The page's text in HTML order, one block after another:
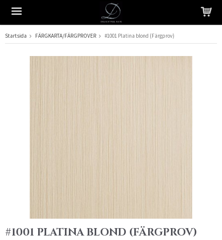
Produkten har blivit tillagd i varukorgen
Startsida FÄRGKARTA/FÄRGPROVER #1001 Platina blond (Färgprov)
#1001 PLATINA BLOND (FÄRGPROV)